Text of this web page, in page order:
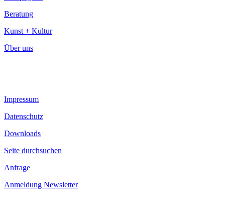
Beratung
Kunst + Kultur
Über uns
Impressum
Datenschutz
Downloads
Seite durchsuchen
Anfrage
Anmeldung Newsletter